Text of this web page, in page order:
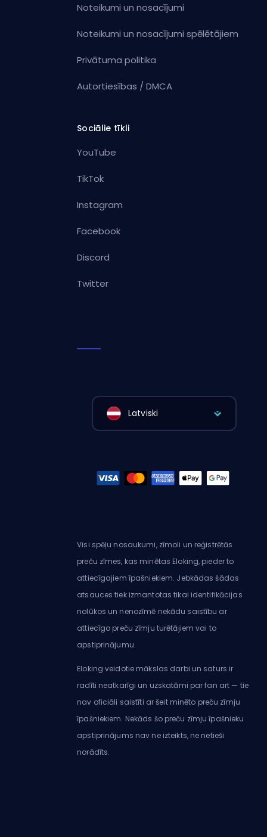
Noteikumi un nosacījumi
Noteikumi un nosacījumi spēlētājiem
Privātuma politika
Autortiesības / DMCA
Sociālie tīkli
YouTube
TikTok
Instagram
Facebook
Discord
Twitter
Latviski
Visi spēļu nosaukumi, zīmoli un reģistrētās
preču zīmes, kas minētas Eloking, pieder to
attiecīgajiem īpašniekiem. Jebkādas šādas
atsauces tiek izmantotas tikai identifikācijas
nolūkos un nenozīmē nekādu saistību ar
attiecīgo preču zīmju turētājiem vai to
apstiprinājumu.
Eloking veidotie mākslas darbi un saturs ir
radīti neatkarīgi un uzskatāmi par fan art — tie
nav oficiāli saistīti ar šeit minēto preču zīmju
īpašniekiem. Nekāds šo preču zīmju īpašnieku
apstiprinājums nav ne izteikts, ne netieši
norādīts.